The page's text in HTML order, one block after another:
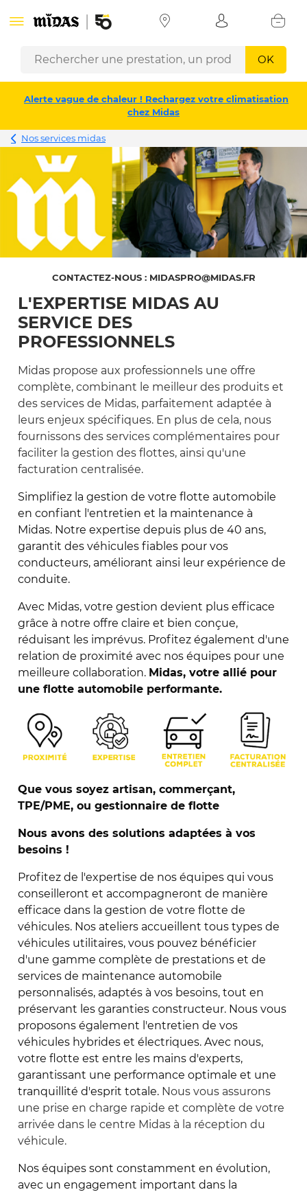
OK
Alerte vague de chaleur ! Rechargez votre climatisation
chez Midas
Nos services midas
L'EXPERTISE MIDAS AU
SERVICE DES
PROFESSIONNELS
Midas propose aux professionnels une offre
complète, combinant le meilleur des produits et
des services de Midas, parfaitement adaptée à
leurs enjeux spécifiques. En plus de cela, nous
fournissons des services complémentaires pour
faciliter la gestion des flottes, ainsi qu'une
facturation centralisée.
Simplifiez la gestion de votre flotte automobile
en confiant l'entretien et la maintenance à
Midas. Notre expertise depuis plus de 40 ans,
garantit des véhicules fiables pour vos
conducteurs, améliorant ainsi leur expérience de
conduite.
Avec Midas, votre gestion devient plus efficace
grâce à notre offre claire et bien conçue,
réduisant les imprévus. Profitez également d'une
relation de proximité avec nos équipes pour une
meilleure collaboration. Midas, votre allié pour
une flotte automobile performante.
Que vous soyez artisan, commerçant,
TPE/PME, ou gestionnaire de flotte
Nous avons des solutions adaptées à vos
besoins !
Profitez de l'expertise de nos équipes qui vous
conseilleront et accompagneront de manière
efficace dans la gestion de votre flotte de
véhicules. Nos ateliers accueillent tous types de
véhicules utilitaires, vous pouvez bénéficier
d'une gamme complète de prestations et de
services de maintenance automobile
personnalisés, adaptés à vos besoins, tout en
préservant les garanties constructeur. Nous vous
proposons également l'entretien de vos
véhicules hybrides et électriques. Avec nous,
votre flotte est entre les mains d'experts,
garantissant une performance optimale et une
tranquillité d'esprit totale. Nous vous assurons
une prise en charge rapide et complète de votre
arrivée dans le centre Midas à la réception du
véhicule.
Nos équipes sont constamment en évolution,
avec un engagement important dans la
CONTACTEZ-NOUS : MIDASPRO@MIDAS.FR